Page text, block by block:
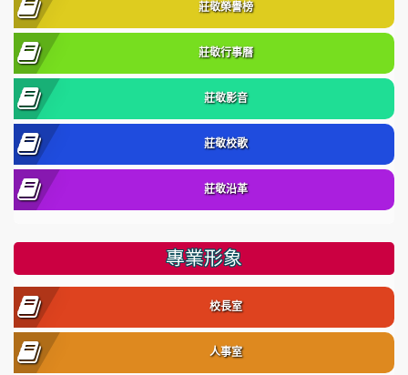
莊敬榮譽榜
莊敬行事曆
莊敬影音
莊敬校歌
莊敬沿革
專業形象
校長室
人事室